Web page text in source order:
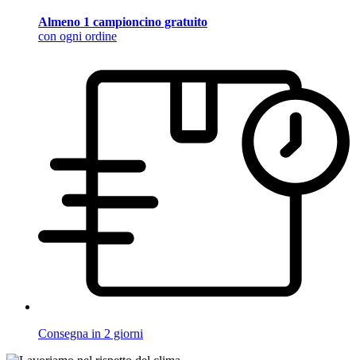
Almeno 1 campioncino gratuito
con ogni ordine
Consegna in 2 giorni